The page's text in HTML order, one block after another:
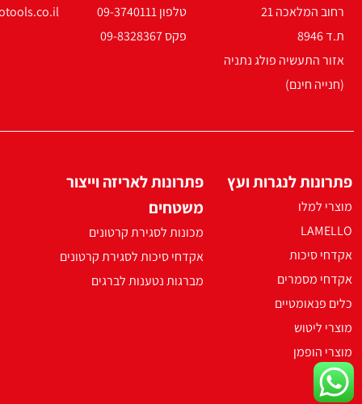
רחוב המלאכה 21
ת.ד 8946
אזור התעשיה פולג נתניה
(חנייה חינם)
טלפון 09-3740111
פקס 09-8328367
פתרונות לנגרות ועץ
מוצרי למלו
LAMELLO
אקדחי סיכות
אקדחי מסמרים
כלים פנאומטיים
מוצרי ליטוש
מוצרי הופמן
פתרונות לאריזה וייצור
משטחים
מכונות לסגירת קרטונים
אקדחי סיכות לסגירת קרטונים
מברגות נטענות לברגים